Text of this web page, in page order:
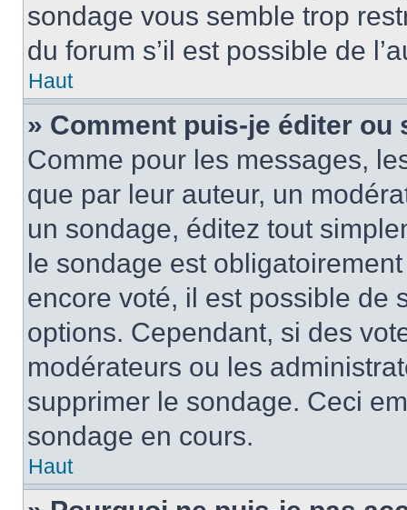
sondage vous semble trop
du forum s’il est possible de
Haut
» Comment puis-je éditer ou
Comme pour les messages,
que par leur auteur, un
un sondage, éditez tout
le sondage est
encore voté, il est possible de
options. Cependant, si des
modérateurs ou les
supprimer le sondage. Ceci
sondage en cours.
Haut